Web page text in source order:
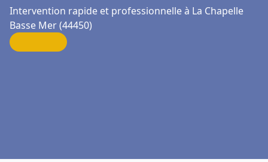
Intervention rapide et professionnelle à La Chapelle
Basse Mer (44450)